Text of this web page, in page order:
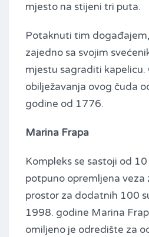
mjesto na stijeni tri puta.
Potaknuti tim
zajedno sa svojim
mjestu sagraditi kapelicu.
obilježavanja ovog čuda
godine od 1776.
Marina Frapa
Kompleks se sastoji od
potpuno opremljena veza
prostor za dodatnih 100
1998. godine Marina
omiljeno je odredište za